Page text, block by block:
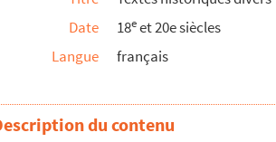
arrêts, lettres patentes, édits, sentences,
de la prison de Bouffay, de la commune de
royaliste et membre de la Petite
Date
18eet 20esiècles
Langue
français
du contenu